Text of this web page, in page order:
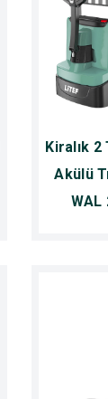
Kiralık 2
Akülü
WAL